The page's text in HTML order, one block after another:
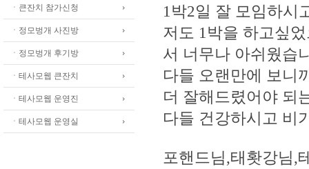
ㆍ큰잔치 참가신청
ㆍ정모벙개 사진방
ㆍ정모벙개 후기방
ㆍ테사모웹 큰잔치
ㆍ테사모웹 운영진
ㆍ테사모웹 운영실
1박2일 잘 모임하시
저도 1박을 하고싶
서 너무나 아쉬웠습
다들 오랜만에 보니
더 잘해드렸어야 되
다들 건강하시고 비
포핸드님,태홧강님,